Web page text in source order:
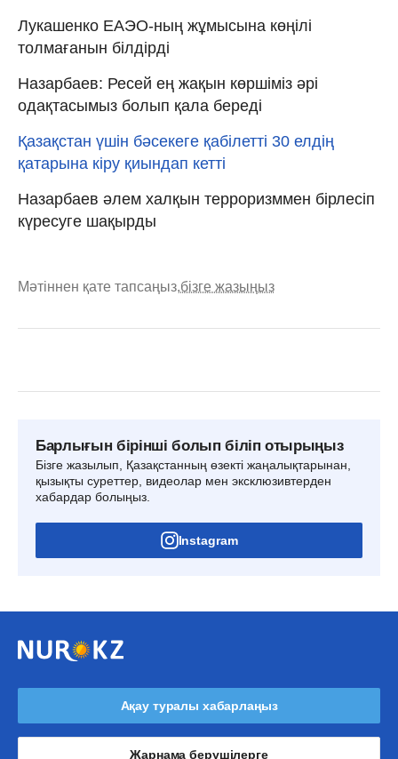
Лукашенко ЕАЭО-ның жұмысына көңілі
толмағанын білдірді
Назарбаев: Ресей ең жақын көршіміз әрі
одақтасымыз болып қала береді
Қазақстан үшін бәсекеге қабілетті 30 елдің
қатарына кіру қиындап кетті
Назарбаев әлем халқын терроризммен бірлесіп
күресуге шақырды
Мәтіннен қате тапсаңыз,бізге жазыңыз
Барлығын бірінші болып біліп отырыңыз
Бізге жазылып, Қазақстанның өзекті жаңалықтарынан,
қызықты суреттер, видеолар мен эксклюзивтерден
хабардар болыңыз.
Instagram
Ақау туралы хабарлаңыз
Жарнама берушілерге